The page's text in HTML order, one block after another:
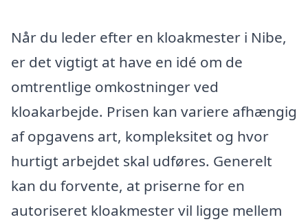
Når du leder efter en kloakmester i Nibe,
er det vigtigt at have en idé om de
omtrentlige omkostninger ved
kloakarbejde. Prisen kan variere afhængig
af opgavens art, kompleksitet og hvor
hurtigt arbejdet skal udføres. Generelt
kan du forvente, at priserne for en
autoriseret kloakmester vil ligge mellem